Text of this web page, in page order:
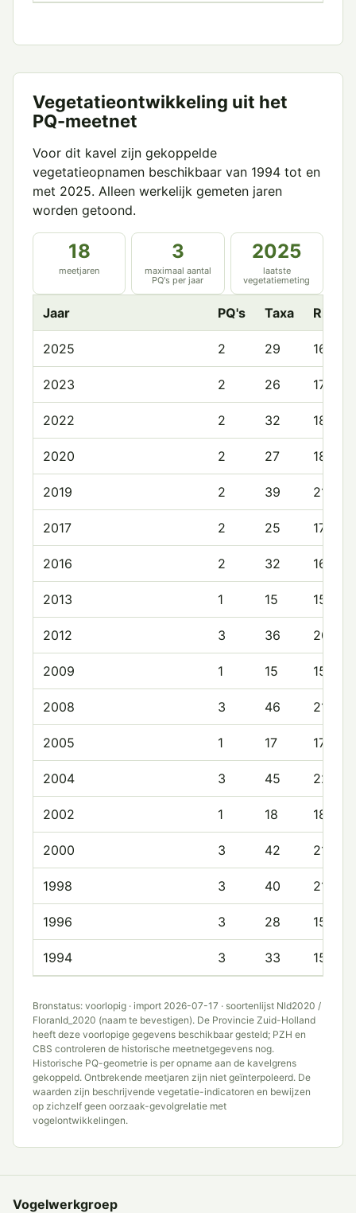
Vegetatieontwikkeling uit het
PQ-meetnet
Voor dit kavel zijn gekoppelde
vegetatieopnamen beschikbaar van 1994 tot en
met 2025. Alleen werkelijk gemeten jaren
worden getoond.
18
meetjaren
3
maximaal aantal
PQ's per jaar
2025
laatste
vegetatiemeting
Jaar PQ's Taxa
2025 2 29 16.5
2023 2 26 17.0
2022 2 32 18.0
2020 2 27 18.5
2019 2 39 21.0
2017 2 25 17.0
2016 2 32 16.5
2013 1 15 15.0
2012 3 36 20.0
2009 1 15 15.0
2008 3 46 21.3
2005 1 17 17.0
2004 3 45 22.3
2002 1 18 18.0
2000 3 42 21.0
1998 3 40 21.3
1996 3 28 15.7
1994 3 33 15.7
Bronstatus: voorlopig · import 2026-07-17 · soortenlijst Nld2020 /
Floranld_2020 (naam te bevestigen). De Provincie Zuid-Holland
heeft deze voorlopige gegevens beschikbaar gesteld; PZH en
CBS controleren de historische meetnetgegevens nog.
Historische PQ-geometrie is per opname aan de kavelgrens
gekoppeld. Ontbrekende meetjaren zijn niet geïnterpoleerd. De
waarden zijn beschrijvende vegetatie-indicatoren en bewijzen
op zichzelf geen oorzaak-gevolgrelatie met
vogelontwikkelingen.
Vogelwerkgroep